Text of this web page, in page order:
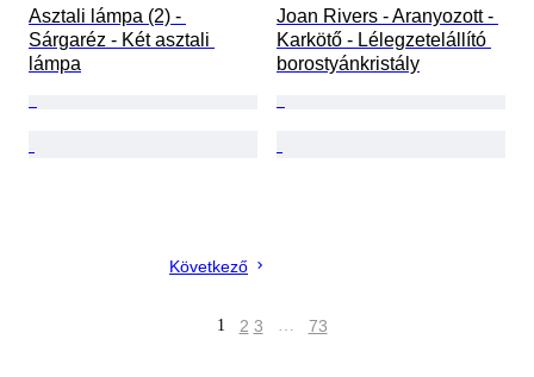
Asztali lámpa (2) -
Sárgaréz - Két asztali
lámpa
Joan Rivers - Aranyozott -
Karkötő - Lélegzetelállító
borostyánkristály
Következő
1 2 3 … 73